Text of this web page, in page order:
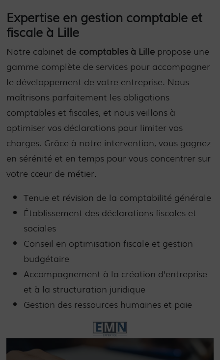
Expertise en gestion comptable et
fiscale à Lille
Notre cabinet de comptables à Lille propose une
gamme complète de services pour accompagner
le développement de votre entreprise. Nous
maîtrisons parfaitement les obligations
comptables et fiscales, et nous veillons à
optimiser vos déclarations pour limiter vos
charges. Grâce à notre intervention, vous gagnez
en sérénité et en temps pour vous concentrer sur
votre cœur de métier.
Tenue et révision de la comptabilité générale
Établissement des déclarations fiscales et
sociales
Conseil en optimisation fiscale et gestion
budgétaire
Accompagnement à la création d’entreprise
et à la structuration juridique
Gestion des ressources humaines et paie